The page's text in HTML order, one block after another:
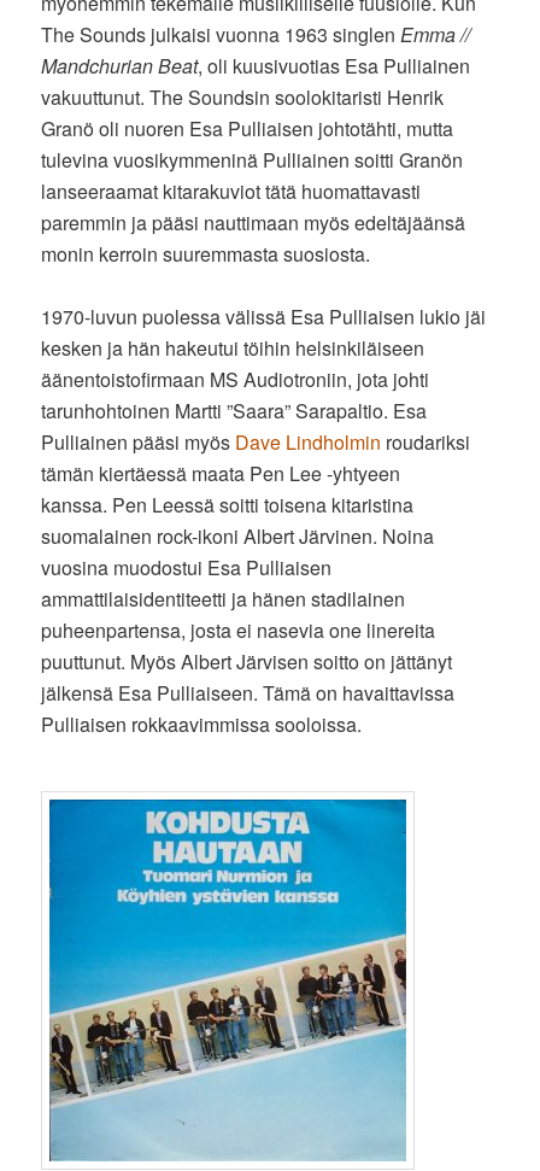
The Sounds julkaisi vuonna 1963 singlenEmma //
Mandchurian Beat, oli kuusivuotias Esa Pulliainen
vakuuttunut. The Soundsin soolokitaristi Henrik
Granö oli nuoren Esa Pulliaisen johtotähti, mutta
tulevina vuosikymmeninä Pulliainen soitti Granön
lanseeraamat kitarakuviot tätä huomattavasti
paremmin ja pääsi nauttimaan myös edeltäjäänsä
monin kerroin suuremmasta suosiosta.
1970-luvun puolessa välissä Esa Pulliaisen lukio jäi
kesken ja hän hakeutui töihin helsinkiläiseen
äänentoistofirmaan MS Audiotroniin, jota johti
tarunhohtoinen Martti ”Saara” Sarapaltio. Esa
Pulliainen pääsi myös Dave Lindholmin roudariksi
tämän kiertäessä maata Pen Lee -yhtyeen
kanssa. Pen Leessä soitti toisena kitaristina
suomalainen rock-ikoni Albert Järvinen. Noina
vuosina muodostui Esa Pulliaisen
ammattilaisidentiteetti ja hänen stadilainen
puheenpartensa, josta ei nasevia one linereita
puuttunut. Myös Albert Järvisen soitto on jättänyt
jälkensä Esa Pulliaiseen. Tämä on havaittavissa
Pulliaisen rokkaavimmissa sooloissa.